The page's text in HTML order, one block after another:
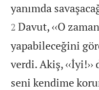
yanımda
2 Davut, ‹‹O
yapabileceğini
verdi. Akiş, ‹‹İyi!››
seni kendime